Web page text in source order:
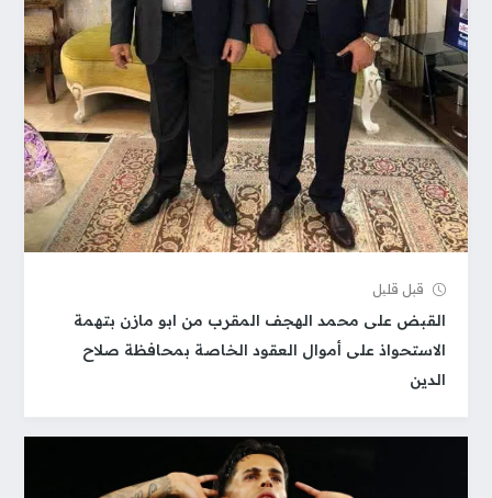
قبل قلیل
القبض على محمد الهجف المقرب من ابو مازن بتهمة
الاستحواذ على أموال العقود الخاصة بمحافظة صلاح
الدين